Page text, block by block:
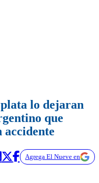
lo dejaran
que
Agrega El Nueve en